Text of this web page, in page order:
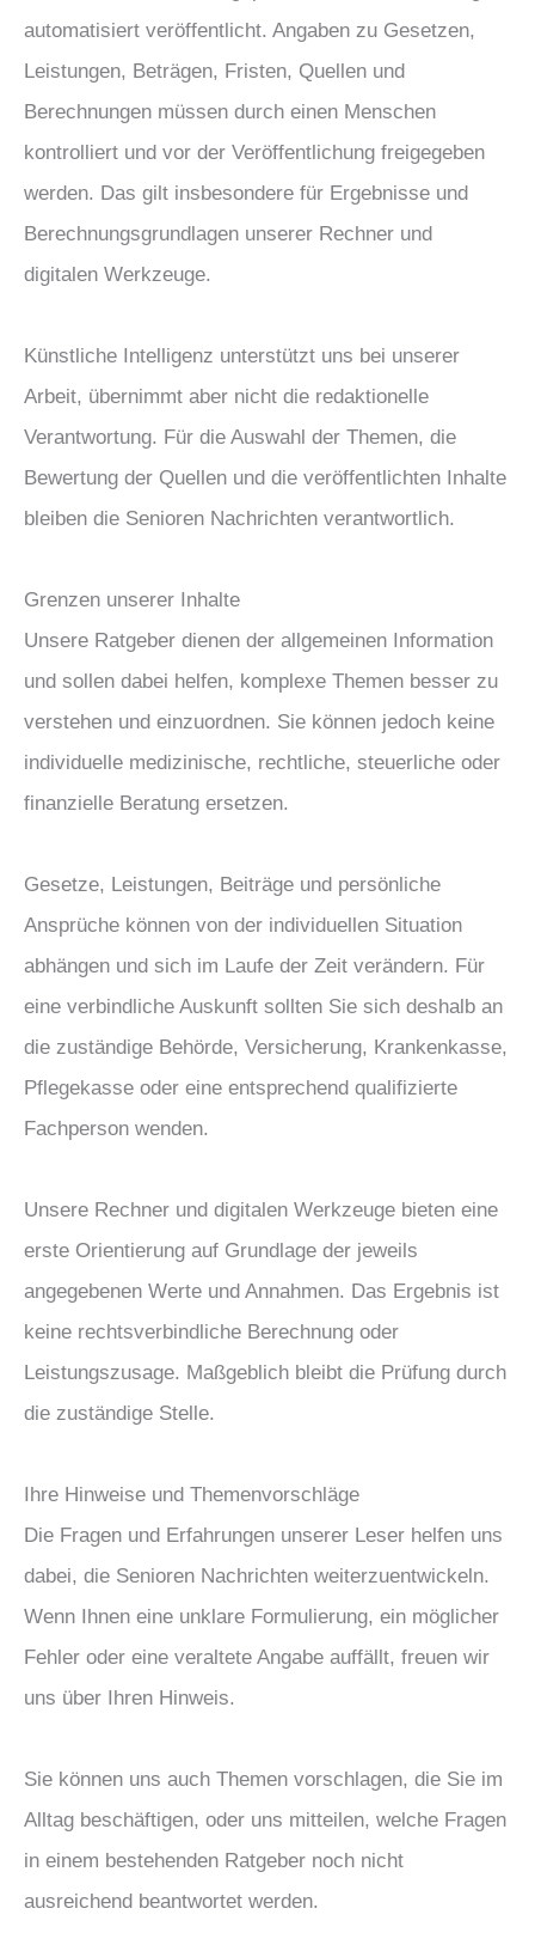
automatisiert veröffentlicht. Angaben zu Gesetzen,
Leistungen, Beträgen, Fristen, Quellen und
Berechnungen müssen durch einen Menschen
kontrolliert und vor der Veröffentlichung freigegeben
werden. Das gilt insbesondere für Ergebnisse und
Berechnungsgrundlagen unserer Rechner und
digitalen Werkzeuge.
Künstliche Intelligenz unterstützt uns bei unserer
Arbeit, übernimmt aber nicht die redaktionelle
Verantwortung. Für die Auswahl der Themen, die
Bewertung der Quellen und die veröffentlichten Inhalte
bleiben die Senioren Nachrichten verantwortlich.
Grenzen unserer Inhalte
Unsere Ratgeber dienen der allgemeinen Information
und sollen dabei helfen, komplexe Themen besser zu
verstehen und einzuordnen. Sie können jedoch keine
individuelle medizinische, rechtliche, steuerliche oder
finanzielle Beratung ersetzen.
Gesetze, Leistungen, Beiträge und persönliche
Ansprüche können von der individuellen Situation
abhängen und sich im Laufe der Zeit verändern. Für
eine verbindliche Auskunft sollten Sie sich deshalb an
die zuständige Behörde, Versicherung, Krankenkasse,
Pflegekasse oder eine entsprechend qualifizierte
Fachperson wenden.
Unsere Rechner und digitalen Werkzeuge bieten eine
erste Orientierung auf Grundlage der jeweils
angegebenen Werte und Annahmen. Das Ergebnis ist
keine rechtsverbindliche Berechnung oder
Leistungszusage. Maßgeblich bleibt die Prüfung durch
die zuständige Stelle.
Ihre Hinweise und Themenvorschläge
Die Fragen und Erfahrungen unserer Leser helfen uns
dabei, die Senioren Nachrichten weiterzuentwickeln.
Wenn Ihnen eine unklare Formulierung, ein möglicher
Fehler oder eine veraltete Angabe auffällt, freuen wir
uns über Ihren Hinweis.
Sie können uns auch Themen vorschlagen, die Sie im
Alltag beschäftigen, oder uns mitteilen, welche Fragen
in einem bestehenden Ratgeber noch nicht
ausreichend beantwortet werden.